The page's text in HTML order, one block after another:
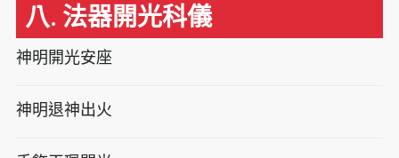
八. 法器開光科儀
神明開光安座
神明退神出火